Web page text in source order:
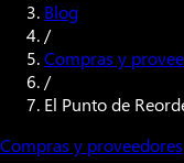
Blog
/
Compras y
/
El Punto de
Compras y proveedores